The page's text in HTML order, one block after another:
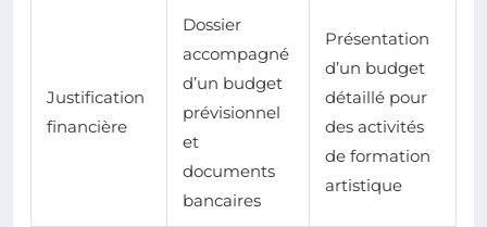
Justification
financière
Dossier
accompagné
d’un budget
prévisionnel
et
documents
bancaires
Présentation
d’un budget
détaillé pour
des activités
de formation
artistique